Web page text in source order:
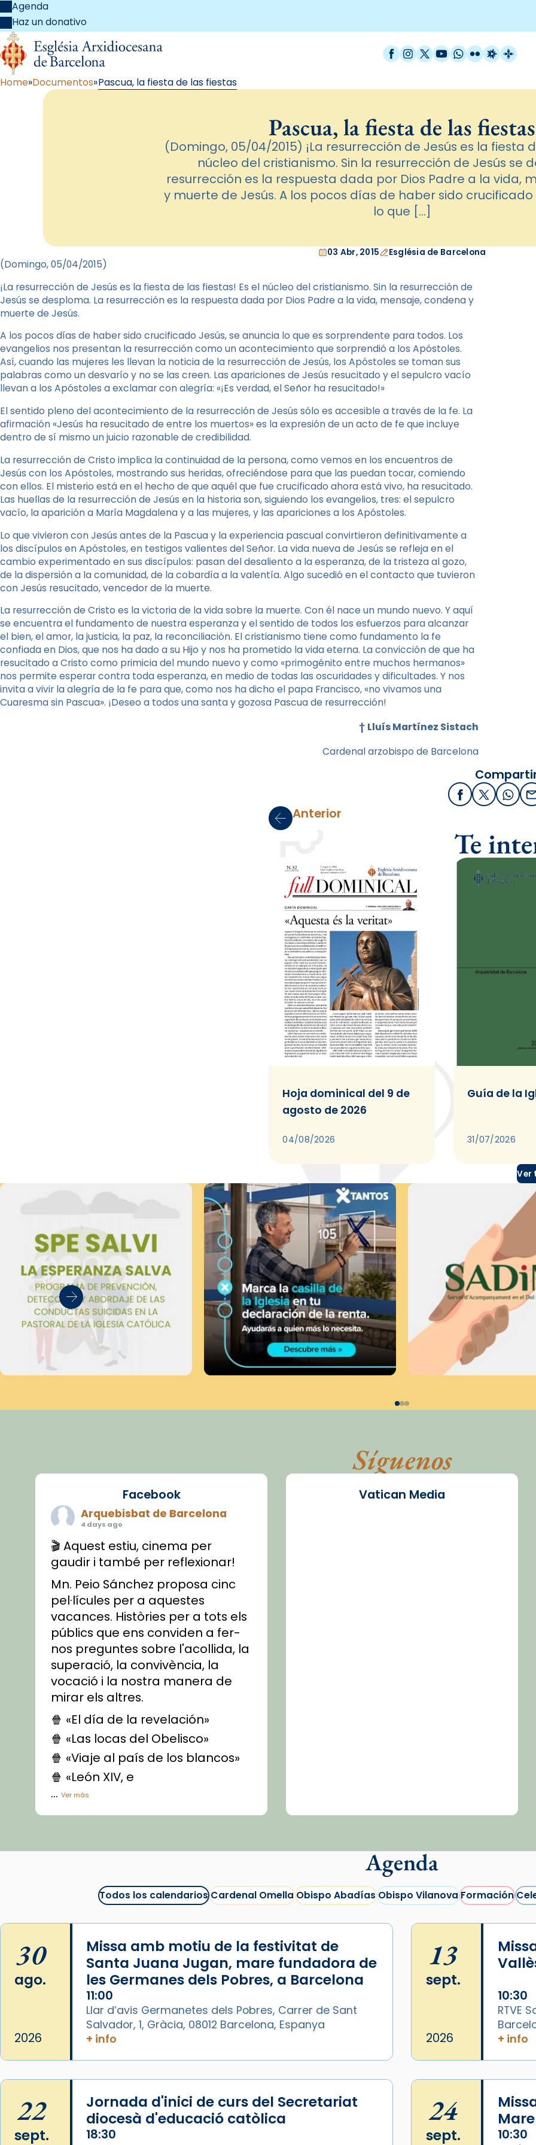
Agenda
Haz un donativo
Facebook
Instagram
X / Twitter
YouTube
WhatsApp
FlickrRadio
Home Documentos Pascua, la fiesta de las fiestas
Pascua, la fiesta de las fiestas
(Domingo, 05/04/2015) ¡La resurrección de Jesús es la fiesta
núcleo del cristianismo. Sin la resurrección de Jesús se
resurrección es la respuesta dada por Dios Padre a la vida,
y muerte de Jesús. A los pocos días de haber sido crucificado
lo que […]
03 Abr, 2015 Església de Barcelona
(Domingo, 05/04/2015)
¡La resurrección de Jesús es la fiesta de las fiestas! Es el núcleo del cristianismo. Sin la resurrección de
Jesús se desploma. La resurrección es la respuesta dada por Dios Padre a la vida, mensaje, condena y
muerte de Jesús.
A los pocos días de haber sido crucificado Jesús, se anuncia lo que es sorprendente para todos. Los
evangelios nos presentan la resurrección como un acontecimiento que sorprendió a los Apóstoles.
Así, cuando las mujeres les llevan la noticia de la resurrección de Jesús, los Apóstoles se toman sus
palabras como un desvarío y no se las creen. Las apariciones de Jesús resucitado y el sepulcro vacío
llevan a los Apóstoles a exclamar con alegría: «¡Es verdad, el Señor ha resucitado!»
El sentido pleno del acontecimiento de la resurrección de Jesús sólo es accesible a través de la fe. La
afirmación «Jesús ha resucitado de entre los muertos» es la expresión de un acto de fe que incluye
dentro de sí mismo un juicio razonable de credibilidad.
La resurrección de Cristo implica la continuidad de la persona, como vemos en los encuentros de
Jesús con los Apóstoles, mostrando sus heridas, ofreciéndose para que las puedan tocar, comiendo
con ellos. El misterio está en el hecho de que aquél que fue crucificado ahora está vivo, ha resucitado.
Las huellas de la resurrección de Jesús en la historia son, siguiendo los evangelios, tres: el sepulcro
vacío, la aparición a María Magdalena y a las mujeres, y las apariciones a los Apóstoles.
Lo que vivieron con Jesús antes de la Pascua y la experiencia pascual convirtieron definitivamente a
los discípulos en Apóstoles, en testigos valientes del Señor. La vida nueva de Jesús se refleja en el
cambio experimentado en sus discípulos: pasan del desaliento a la esperanza, de la tristeza al gozo,
de la dispersión a la comunidad, de la cobardía a la valentía. Algo sucedió en el contacto que tuvieron
con Jesús resucitado, vencedor de la muerte.
La resurrección de Cristo es la victoria de la vida sobre la muerte. Con él nace un mundo nuevo. Y aquí
se encuentra el fundamento de nuestra esperanza y el sentido de todos los esfuerzos para alcanzar
el bien, el amor, la justicia, la paz, la reconciliación. El cristianismo tiene como fundamento la fe
confiada en Dios, que nos ha dado a su Hijo y nos ha prometido la vida eterna. La convicción de que ha
resucitado a Cristo como primicia del mundo nuevo y como «primogénito entre muchos hermanos»
nos permite esperar contra toda esperanza, en medio de todas las oscuridades y dificultades. Y nos
invita a vivir la alegría de la fe para que, como nos ha dicho el papa Francisco, «no vivamos una
Cuaresma sin Pascua». ¡Deseo a todos una santa y gozosa Pascua de resurrección!
† Lluís Martínez Sistach
Cardenal arzobispo de Barcelona
FacebookX / Twitter
Anterior
Te
Hoja dominical del 9 de
agosto de 2026
04/08/2026
Guía de la
31/07/2026
Ver
Síguenos
Facebook
Arquebisbat de Barcelona
4 days ago
🎬 Aquest estiu, cinema per
gaudir i també per reflexionar!
Mn. Peio Sánchez proposa cinc
pel·lícules per a aquestes
vacances. Històries per a tots els
públics que ens conviden a fer-
nos preguntes sobre l'acollida, la
superació, la convivència, la
vocació i la nostra manera de
mirar els altres.
🍿 «El día de la revelación»
🍿 «Las locas del Obelisco»
🍿 «Viaje al país de los blancos»
🍿 «León XIV, e
...Ver más
Vídeo
La Carmina va patir depressió.
arribar el seu testimoni al papa
Lleó XIV.
Recupera l'entrevista
compVatican News tican News 👇
www.vaticannews.va/es/iglesia/news/2026-
07/carmina-historia-depresion-
papa-viaje-espana-testimoni...
Foto
View on Facebook Share
Arquebisbat de Barcelona
2 weeks ago
Vatican Media
Agenda
Todos los calendariosCardenal OmellaObispo AbadíasObispo VilanovaFormación
30
ago.
2026
Missa amb motiu de la festivitat de
Santa Juana Jugan, mare fundadora de
les Germanes dels Pobres, a Barcelona
11:00
Llar d’avis Germanetes dels Pobres, Carrer de Sant
Salvador, 1, Gràcia, 08012 Barcelona, Espanya
+ info
13
sept.
2026
10:30
RTVE
+ info
22
sept.
Jornada d'inici de curs del Secretariat
diocesà d'educació catòlica
18:30
24
sept. 10:30